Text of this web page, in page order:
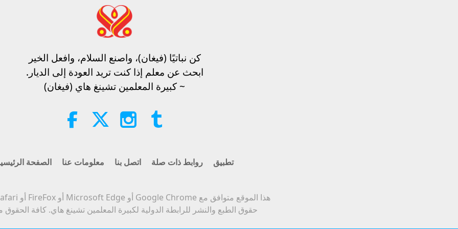
كن نباتيًا (فيغان)، واصنع السلام، وافعل الخير​
ابحث عن معلم إذا كنت تريد العودة إلى الديار.
~ كبيرة المعلمين تشينغ هاي (فيغان)
الصفحة معلومات عنا اتصل بنا روابط ذات صلة تطبيق
هذا الموقع متوافق مع Google Chrome أو Microsoft Edge أو FireFox أو Safari أو Opera.
حقوق الطبع والنشر للرابطة الدولية لكبيرة المعلمين تشينغ هاي. كافة